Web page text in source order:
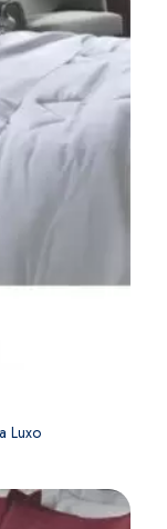
Luxo